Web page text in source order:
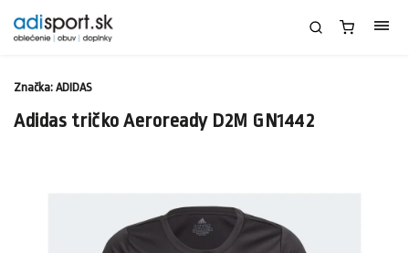
Adidas tričko Aeroready D2M GN1442
Značka: ADIDAS